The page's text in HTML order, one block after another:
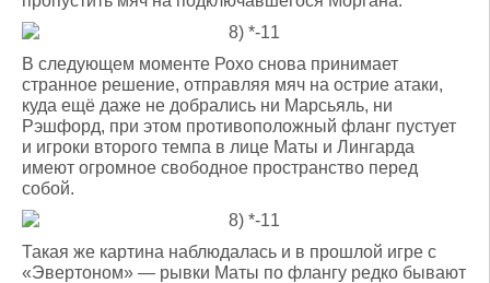
В следующем моменте Рохо снова принимает
странное решение, отправляя мяч на острие атаки,
куда ещё даже не добрались ни Марсьяль, ни
Рэшфорд, при этом противоположный фланг пустует
и игроки второго темпа в лице Маты и Лингарда
имеют огромное свободное пространство перед
собой.
Такая же картина наблюдалась и в прошлой игре с
«Эвертоном» — рывки Маты по флангу редко бывают